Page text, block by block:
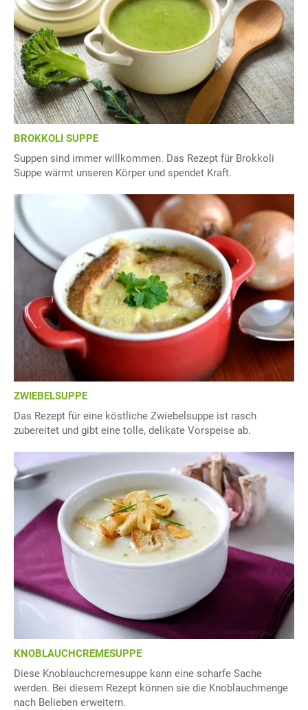
BROKKOLI SUPPE
Suppen sind immer willkommen. Das Rezept für Brokkoli
Suppe wärmt unseren Körper und spendet Kraft.
ZWIEBELSUPPE
Das Rezept für eine köstliche Zwiebelsuppe ist rasch
zubereitet und gibt eine tolle, delikate Vorspeise ab.
KNOBLAUCHCREMESUPPE
Diese Knoblauchcremesuppe kann eine scharfe Sache
werden. Bei diesem Rezept können sie die Knoblauchmenge
nach Belieben erweitern.